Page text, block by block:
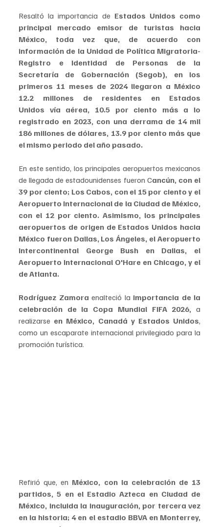
Resaltó la importancia de Estados Unidos como
principal mercado emisor de turistas hacia
México, toda vez que, de acuerdo con
información de la Unidad de Política Migratoria-
Registro e Identidad de Personas de la
Secretaría de Gobernación (Segob), en los
primeros 11 meses de 2024 llegaron a México
12.2 millones de residentes en Estados
Unidos vía aérea, 10.5 por ciento más a lo
registrado en 2023, con una derrama de 14 mil
186 millones de dólares, 13.9 por ciento más que
el mismo periodo del año pasado.
En este sentido, los principales aeropuertos mexicanos
de llegada de estadounidenses fueron Cancún, con el
39 por ciento; Los Cabos, con el 15 por ciento y el
Aeropuerto Internacional de la Ciudad de México,
con el 12 por ciento. Asimismo, los principales
aeropuertos de origen de Estados Unidos hacia
México fueron Dallas, Los Ángeles, el Aeropuerto
Intercontinental George Bush en Dallas, el
Aeropuerto Internacional O'Hare​ en Chicago, y el
de Atlanta.
Rodríguez Zamora enalteció la importancia de la
celebración de la Copa Mundial FIFA 2026, a
realizarse en México, Canadá y Estados Unidos,
como un escaparate internacional privilegiado para la
promoción turística.
Refirió que, en México, con la celebración de 13
partidos, 5 en el Estadio Azteca en Ciudad de
México, incluida la inauguración, por tercera vez
en la historia; 4 en el estadio BBVA en Monterrey,